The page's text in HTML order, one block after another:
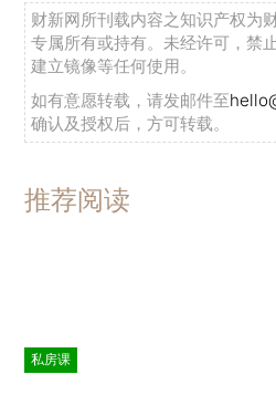
财新网所刊载内容之知识产权为
专属所有或持有。未经许可，禁
建立镜像等任何使用。
如有意愿转载，请发邮件至
确认及授权后，方可转载。
推荐阅读
私房课